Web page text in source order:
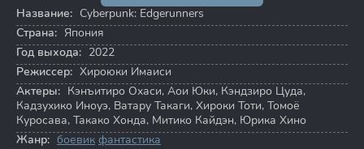
Название: Cyberpunk: Edgerunners
Страна: Япония
Год выхода: 2022
Режиссер: Хироюки Имаиси
Актеры: Кэнъитиро Охаси, Аои Юки, Кэндзиро Цуда,
Кадзухико Иноуэ, Ватару Такаги, Хироки Тоти, Томоё
Куросава, Такако Хонда, Митико Кайдэн, Юрика Хино
Жанр: боевик фантастика